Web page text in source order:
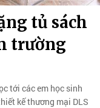
tủ sách
trường
tới các em học sinh
kế thương mại DLS